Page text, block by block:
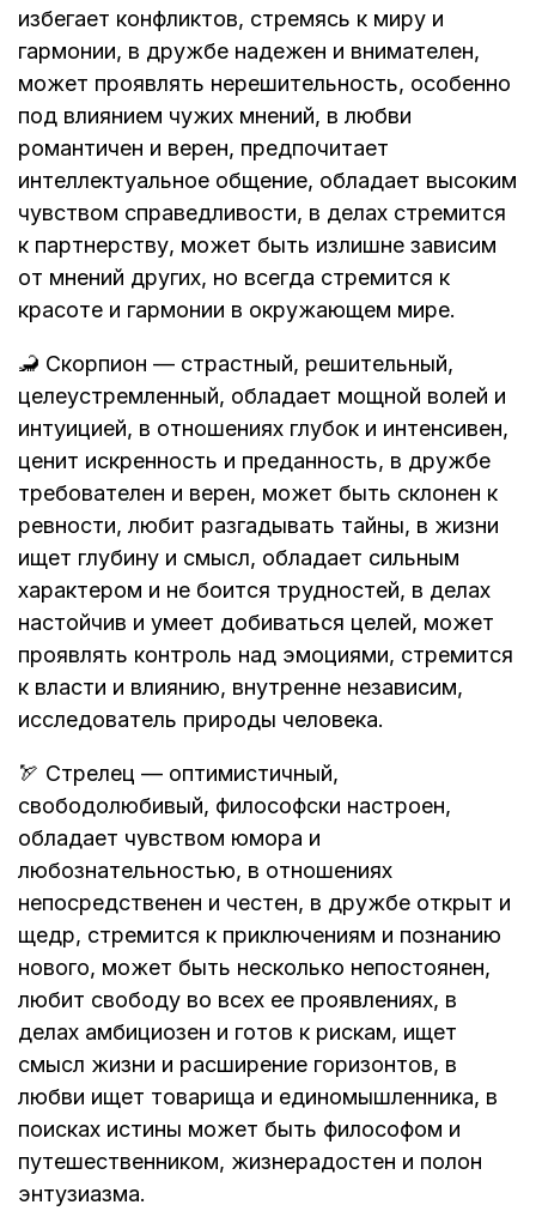
избегает конфликтов, стремясь к миру и
гармонии, в дружбе надежен и внимателен,
может проявлять нерешительность, особенно
под влиянием чужих мнений, в любви
романтичен и верен, предпочитает
интеллектуальное общение, обладает высоким
чувством справедливости, в делах стремится
к партнерству, может быть излишне зависим
от мнений других, но всегда стремится к
красоте и гармонии в окружающем мире.
🦂 Скорпион — страстный, решительный,
целеустремленный, обладает мощной волей и
интуицией, в отношениях глубок и интенсивен,
ценит искренность и преданность, в дружбе
требователен и верен, может быть склонен к
ревности, любит разгадывать тайны, в жизни
ищет глубину и смысл, обладает сильным
характером и не боится трудностей, в делах
настойчив и умеет добиваться целей, может
проявлять контроль над эмоциями, стремится
к власти и влиянию, внутренне независим,
исследователь природы человека.
🏹 Стрелец — оптимистичный,
свободолюбивый, философски настроен,
обладает чувством юмора и
любознательностью, в отношениях
непосредственен и честен, в дружбе открыт и
щедр, стремится к приключениям и познанию
нового, может быть несколько непостоянен,
любит свободу во всех ее проявлениях, в
делах амбициозен и готов к рискам, ищет
смысл жизни и расширение горизонтов, в
любви ищет товарища и единомышленника, в
поисках истины может быть философом и
путешественником, жизнерадостен и полон
энтузиазма.